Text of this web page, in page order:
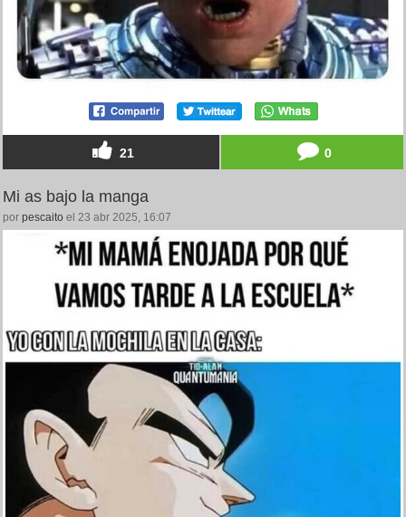
21 0
Mi as bajo la manga
por pescaito el 23 abr 2025, 16:07